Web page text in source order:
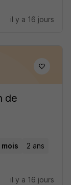
il y a 16 jours
de
2 ans
il y a 16 jours